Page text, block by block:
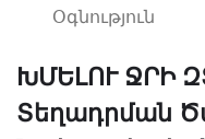
Օգնություն
ԽՄԵԼՈՒ ՋՐԻ
Տեղադրման